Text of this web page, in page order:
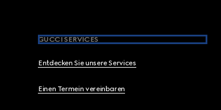
GUCCI SERVICES
Entdecken Sie unsere Services
Einen Termein vereinbaren